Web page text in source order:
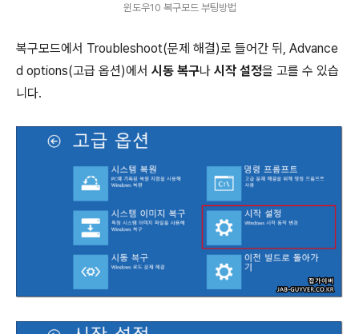
윈도우10 복구모드 부팅방법
복구모드에서 Troubleshoot(문제 해결)로 들어간 뒤, Advance
d options(고급 옵션)에서 시동 복구나 시작 설정을 고를 수 있습
니다.